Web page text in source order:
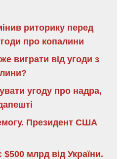
риторику перед
про копалини
виграти від угоди з
угоду про надра,
Президент США
млрд від України.